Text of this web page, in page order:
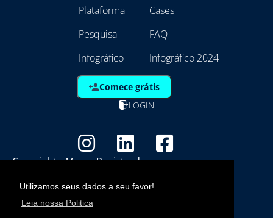
Utilizamos seus dados a seu favor!
Leia nossa Politica
Plataforma
Pesquisa
Infográfico
Cases
FAQ
Infográfico 2024
Comece grátis
LOGIN
Copyright - Marca Registrada
21.792.257/0001/01